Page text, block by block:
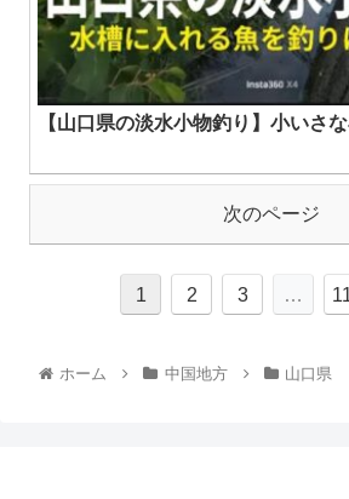
【山口県の淡水小物釣り】小いさ
次のページ
1 2 3 …
ホーム 中国地方 山口県